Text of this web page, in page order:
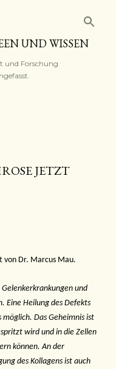
UND WISSEN
und Forschung
JETZT
von Dr. Marcus Mau.
und
Eine Heilung des Defekts
Das Geheimnis ist
wird und in die Zellen
können. An der
des Kollagens ist auch